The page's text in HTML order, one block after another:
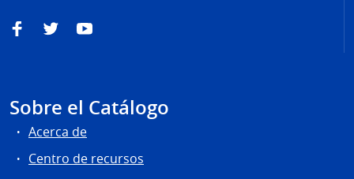
FacebookTwitterYouTube
Sobre el Catálogo
Acerca de
Centro de recursos